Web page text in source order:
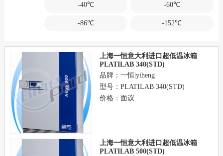
-40℃ -60℃
-86℃ -152℃
上海一恒意大利进口超低温冰箱
PLATILAB 340(STD)
品牌：一恒|yiheng
型号：PLATILAB 340(STD)
价格：面议
上海一恒意大利进口超低温冰箱
PLATILAB 500(STD)